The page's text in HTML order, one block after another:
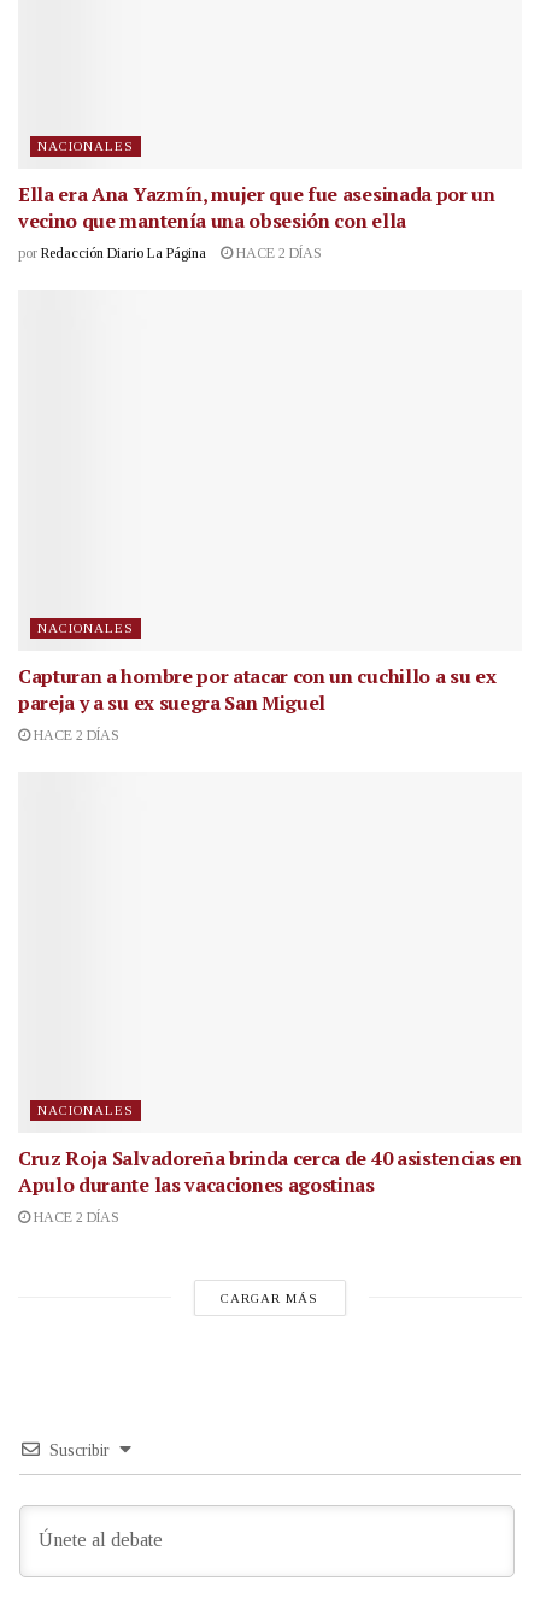
NACIONALES
Ella era Ana Yazmín, mujer que fue asesinada por un
vecino que mantenía una obsesión con ella
por Redacción Diario La Página HACE 2 DÍAS
NACIONALES
Capturan a hombre por atacar con un cuchillo a su ex
pareja y a su ex suegra San Miguel
HACE 2 DÍAS
NACIONALES
Cruz Roja Salvadoreña brinda cerca de 40 asistencias en
Apulo durante las vacaciones agostinas
HACE 2 DÍAS
CARGAR MÁS
Suscribir